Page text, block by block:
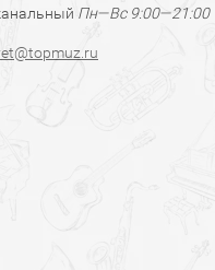
Пн—Вс 9:00—21:00